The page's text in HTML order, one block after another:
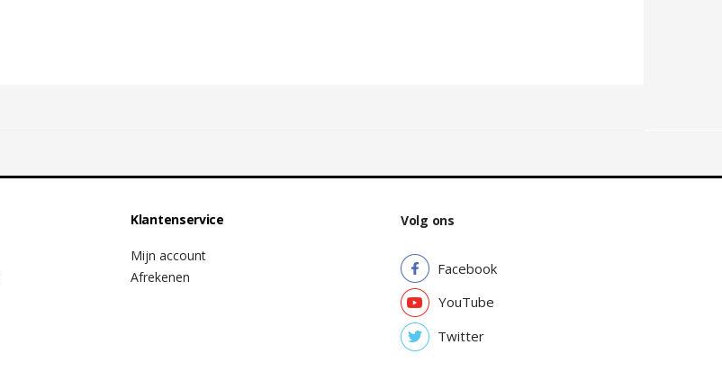
Klantenservice
Mijn account
Afrekenen
Volg ons
Facebook
YouTube
Twitter